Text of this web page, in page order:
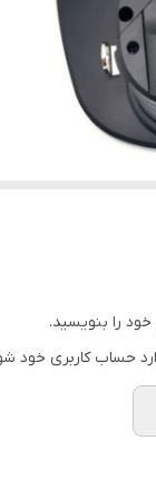
را بنویسید.
حساب کاربری خود